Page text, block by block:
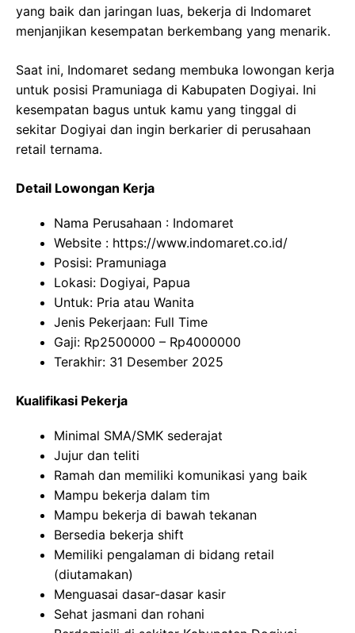
yang baik dan jaringan luas, bekerja di Indomaret
menjanjikan kesempatan berkembang yang menarik.
Saat ini, Indomaret sedang membuka lowongan kerja
untuk posisi Pramuniaga di Kabupaten Dogiyai. Ini
kesempatan bagus untuk kamu yang tinggal di
sekitar Dogiyai dan ingin berkarier di perusahaan
retail ternama.
Detail Lowongan Kerja
Nama Perusahaan : Indomaret
Website : https://www.indomaret.co.id/
Posisi: Pramuniaga
Lokasi: Dogiyai, Papua
Untuk: Pria atau Wanita
Jenis Pekerjaan: Full Time
Gaji: Rp2500000 – Rp4000000
Terakhir: 31 Desember 2025
Kualifikasi Pekerja
Minimal SMA/SMK sederajat
Jujur dan teliti
Ramah dan memiliki komunikasi yang baik
Mampu bekerja dalam tim
Mampu bekerja di bawah tekanan
Bersedia bekerja shift
Memiliki pengalaman di bidang retail
(diutamakan)
Menguasai dasar-dasar kasir
Sehat jasmani dan rohani